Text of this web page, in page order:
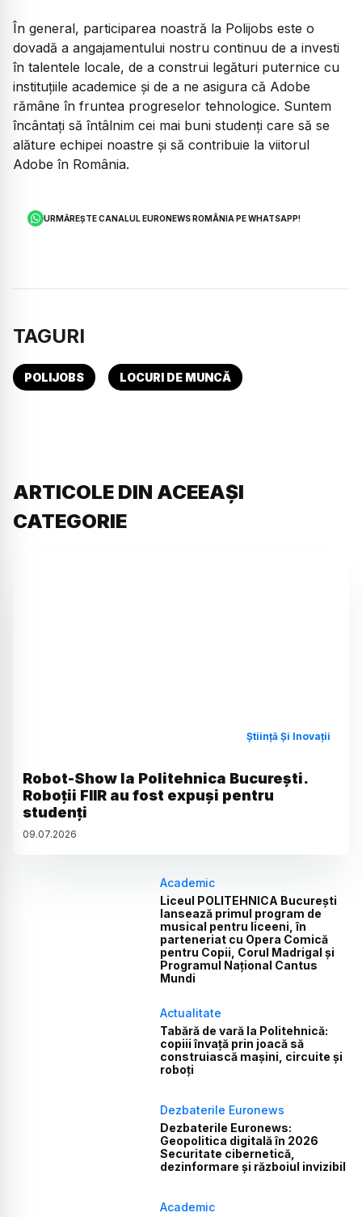
În general, participarea noastră la Polijobs este o
dovadă a angajamentului nostru continuu de a investi
în talentele locale, de a construi legături puternice cu
instituțiile academice și de a ne asigura că Adobe
rămâne în fruntea progreselor tehnologice. Suntem
încântați să întâlnim cei mai buni studenți care să se
alăture echipei noastre și să contribuie la viitorul
Adobe în România.
URMĂREȘTE CANALUL EURONEWS ROMÂNIA PE WHATSAPP!
TAGURI
POLIJOBS LOCURI DE MUNCĂ
ARTICOLE DIN ACEEAȘI
CATEGORIE
Știință Și Inovații
Robot-Show la Politehnica București.
Roboții FIIR au fost expuși pentru
studenți
09.07.2026
Academic
Liceul POLITEHNICA București
lansează primul program de
musical pentru liceeni, în
parteneriat cu Opera Comică
pentru Copii, Corul Madrigal și
Programul Național Cantus
Mundi
Actualitate
Tabără de vară la Politehnică:
copiii învață prin joacă să
construiască mașini, circuite și
roboți
Dezbaterile Euronews
Dezbaterile Euronews:
Geopolitica digitală în 2026
Securitate cibernetică,
dezinformare și războiul invizibil
Academic